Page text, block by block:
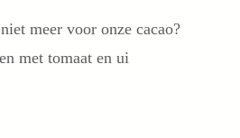
meer voor onze cacao?
met tomaat en ui